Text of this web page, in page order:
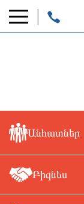
Անհատներ
Բիզնես